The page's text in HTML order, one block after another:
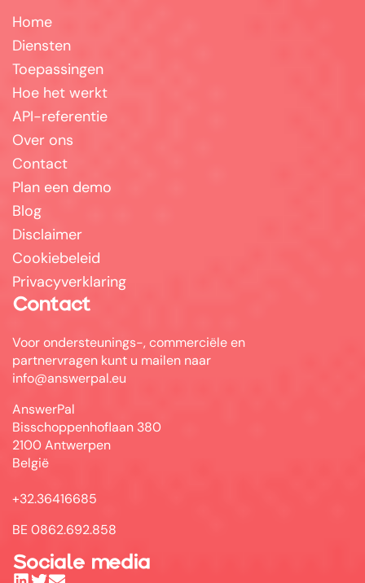
Home
Diensten
Toepassingen
Hoe het werkt
API-referentie
Over ons
Contact
Plan een demo
Blog
Disclaimer
Cookiebeleid
Privacyverklaring
Contact
Voor ondersteunings-, commerciële en
partnervragen kunt u mailen naar
info@answerpal.eu
AnswerPal
Bisschoppenhoflaan 380
2100 Antwerpen
België
+32.36416685
BE 0862.692.858
Sociale media